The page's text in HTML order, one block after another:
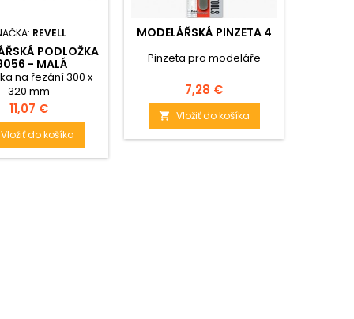
REVELL
PODLOŽKA
- MALÁ
na řezání 300 x
320 mm
Cena
11,07 €
Vložiť do košíka
MODELÁŘSKÁ PINZETA 4
Pinzeta pro modeláře
Cena
7,28 €
 Vložiť do košíka